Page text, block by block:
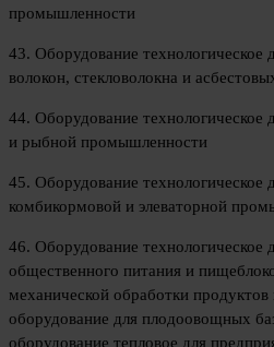
промышленности
43. Оборудование технологическое
волокон, стекловолокна и
44. Оборудование
и рыбной промышленности
45. Оборудование технологическое
комбикормовой и элеваторной
46. Оборудование технологическое
общественного питания и
механической обработки
оборудование для плодоовощных
оборудование тепловое для